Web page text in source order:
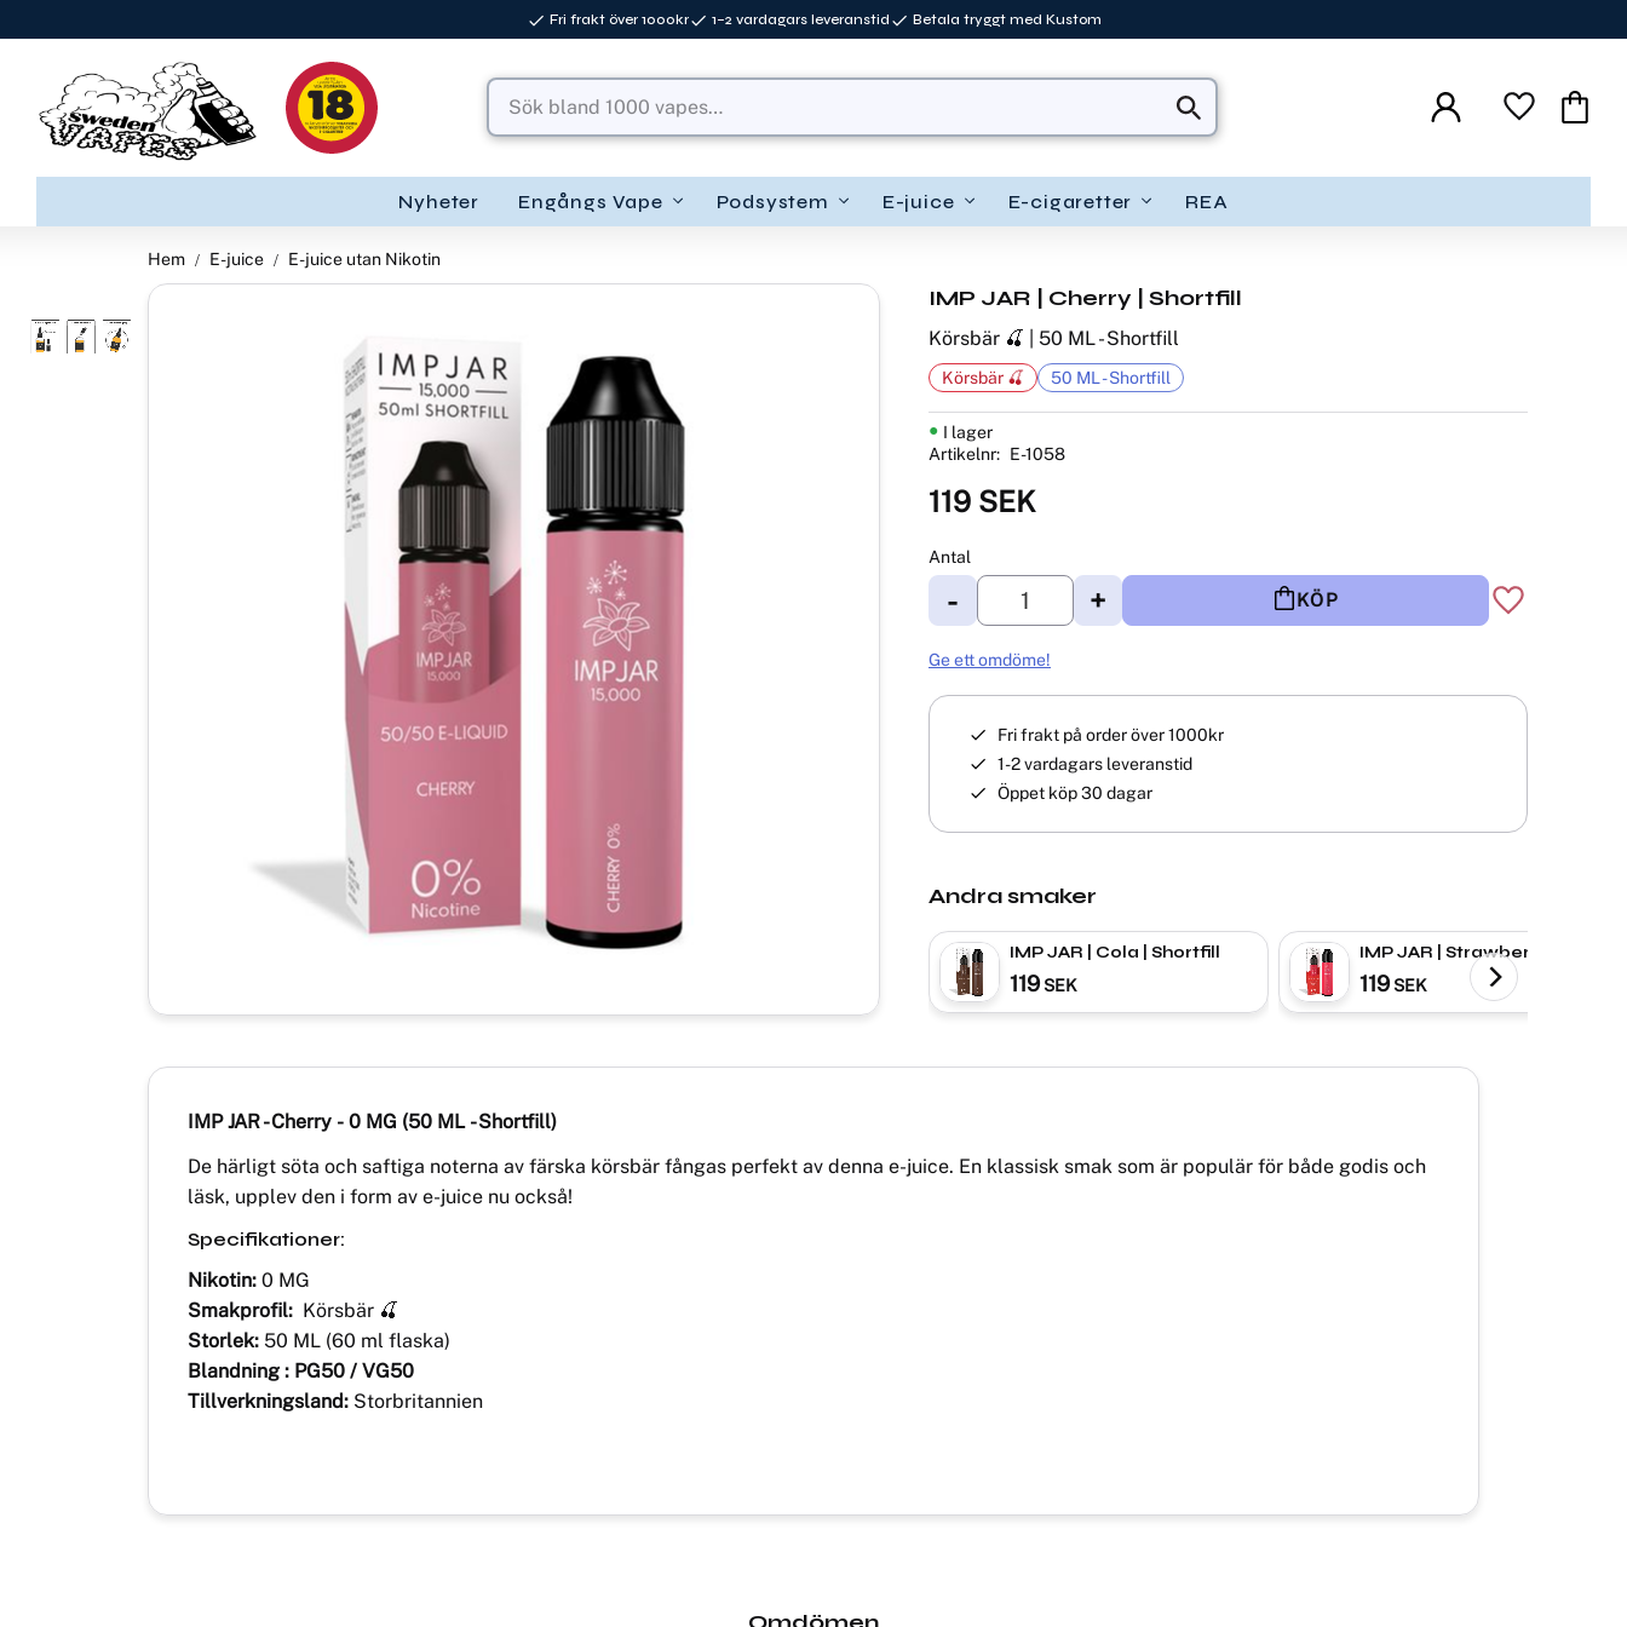
Fri frakt över 1000kr 1–2 vardagars leveranstid Betala tryggt med Kustom
Favoriter
Nyheter Engångs Vape Podsystem E-juice E-cigaretter REA
Hem E-juice E-juice utan Nikotin
IMP JAR | Cherry | Shortfill
Körsbär 🍒 | 50 ML - Shortfill
119 SEK
Antal
+
- KÖP
Lägg till i
I lager
Artikelnr
E-1058
Körsbär 🍒 50 ML - Shortfill
Ge ett omdöme!
Fri frakt på order över 1000kr
1-2 vardagars leveranstid
Öppet köp 30 dagar
Andra smaker
IMP JAR | Cola | Shortfill
119SEK
IMP JAR | Strawberry,
Raspberry & Cherry Ice |
Shortfill
119SEK
IMP JAR - Cherry - 0 MG (50 ML - Shortfill)
De härligt söta och saftiga noterna av färska körsbär fångas perfekt av denna e-juice. En klassisk smak som är populär för både godis och
läsk, upplev den i form av e-juice nu också!
Specifikationer:
Nikotin: 0 MG
Smakprofil: Körsbär 🍒
Storlek: 50 ML (60 ml flaska)
Blandning : PG50 / VG50
Tillverkningsland: Storbritannien